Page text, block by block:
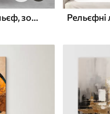
Невиразний гірський рельєф, зображений товстими штрихами